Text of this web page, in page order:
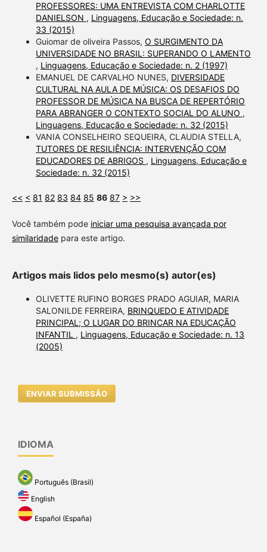
PROFESSORES: UMA ENTREVISTA COM CHARLOTTE
DANIELSON , Linguagens, Educação e Sociedade: n.
33 (2015)
Guiomar de oliveira Passos, O SURGIMENTO DA
UNIVERSIDADE NO BRASIL: SUPERANDO O LAMENTO
, Linguagens, Educação e Sociedade: n. 2 (1997)
EMANUEL DE CARVALHO NUNES, DIVERSIDADE
CULTURAL NA AULA DE MÚSICA: OS DESAFIOS DO
PROFESSOR DE MÚSICA NA BUSCA DE REPERTÓRIO
PARA ABRANGER O CONTEXTO SOCIAL DO ALUNO ,
Linguagens, Educação e Sociedade: n. 32 (2015)
VANIA CONSELHEIRO SEQUEIRA, CLAUDIA STELLA,
TUTORES DE RESILIÊNCIA: INTERVENÇÃO COM
EDUCADORES DE ABRIGOS , Linguagens, Educação e
Sociedade: n. 32 (2015)
<< < 81 82 83 84 85 86 87 > >>
Você também pode iniciar uma pesquisa avançada por
similaridadepara este artigo.
Artigos mais lidos pelo mesmo(s) autor(es)
OLIVETTE RUFINO BORGES PRADO AGUIAR, MARIA
SALONILDE FERREIRA, BRINQUEDO E ATIVIDADE
PRINCIPAL; O LUGAR DO BRINCAR NA EDUCAÇÃO
INFANTIL , Linguagens, Educação e Sociedade: n. 13
(2005)
ENVIAR SUBMISSÃO
IDIOMA
Português (Brasil)
English
Español (España)